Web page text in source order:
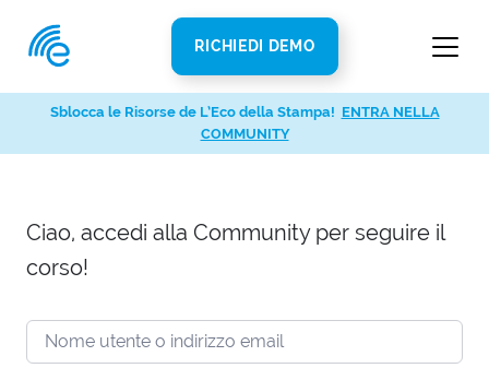
RICHIEDI DEMO
Ciao, accedi alla Community per seguire il
corso!
Sblocca le Risorse de L’Eco della Stampa! ENTRA NELLA
COMMUNITY